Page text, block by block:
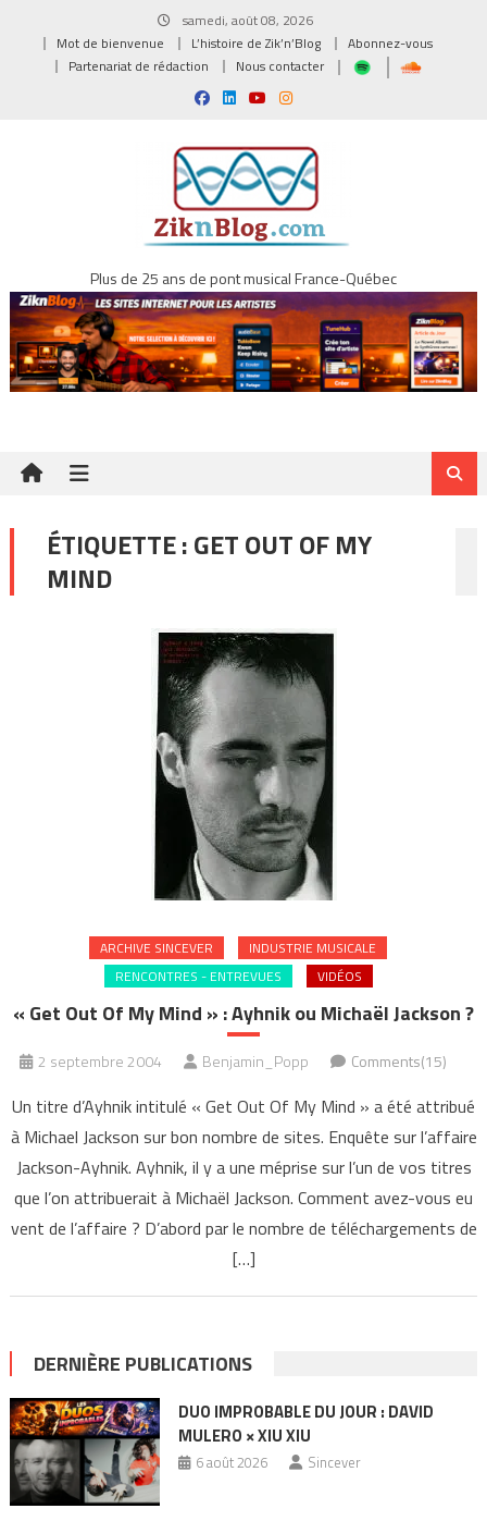
samedi, août 08, 2026
Mot de bienvenue
L’histoire de Zik’n’Blog
Abonnez-vous
Partenariat de rédaction
Nous contacter
Plus de 25 ans de pont musical France-Québec
ÉTIQUETTE :GET OUT OF MY
MIND
ARCHIVE SINCEVER
INDUSTRIE MUSICALE
RENCONTRES - ENTREVUES
VIDÉOS
« Get Out Of My Mind » : Ayhnik ou Michaël Jackson ?
2 septembre 2004 Benjamin_Popp Comments(15)
Un titre d’Ayhnik intitulé « Get Out Of My Mind » a été attribué
à Michael Jackson sur bon nombre de sites. Enquête sur l’affaire
Jackson-Ayhnik. Ayhnik, il y a une méprise sur l’un de vos titres
que l’on attribuerait à Michaël Jackson. Comment avez-vous eu
vent de l’affaire ? D’abord par le nombre de téléchargements de
[…]
DERNIÈRE PUBLICATIONS
DUO IMPROBABLE DU JOUR : DAVID
MULERO × XIU XIU
6 août 2026 Sincever